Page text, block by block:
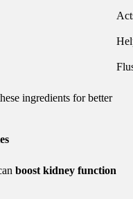
ingredients for better
boost kidney function